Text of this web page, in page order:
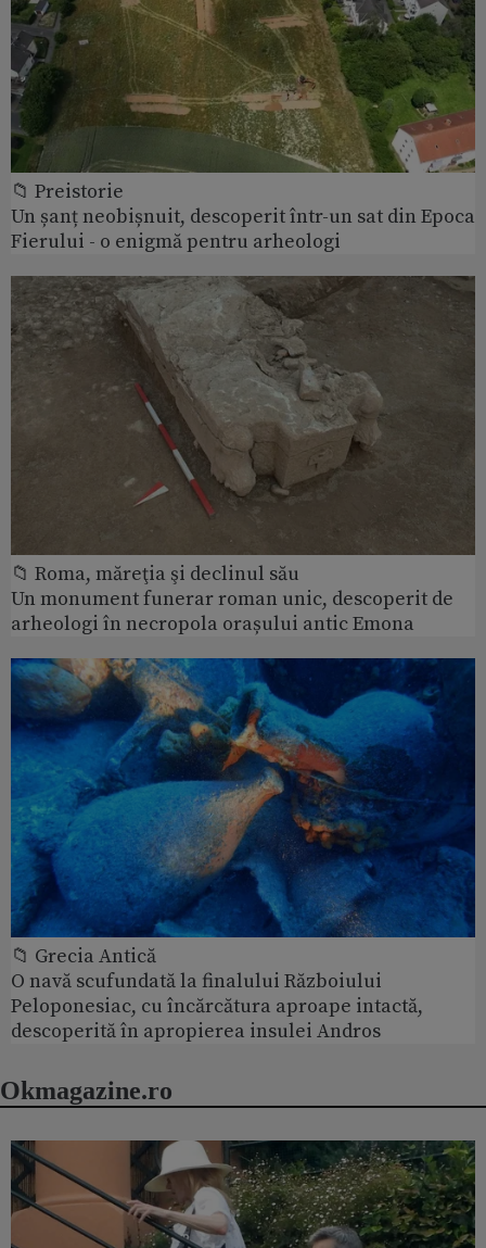
📁 Preistorie
Un șanț neobișnuit, descoperit într-un sat din Epoca
Fierului - o enigmă pentru arheologi
📁 Roma, măreţia şi declinul său
Un monument funerar roman unic, descoperit de
arheologi în necropola orașului antic Emona
📁 Grecia Antică
O navă scufundată la finalului Războiului
Peloponesiac, cu încărcătura aproape intactă,
descoperită în apropierea insulei Andros
Okmagazine.ro